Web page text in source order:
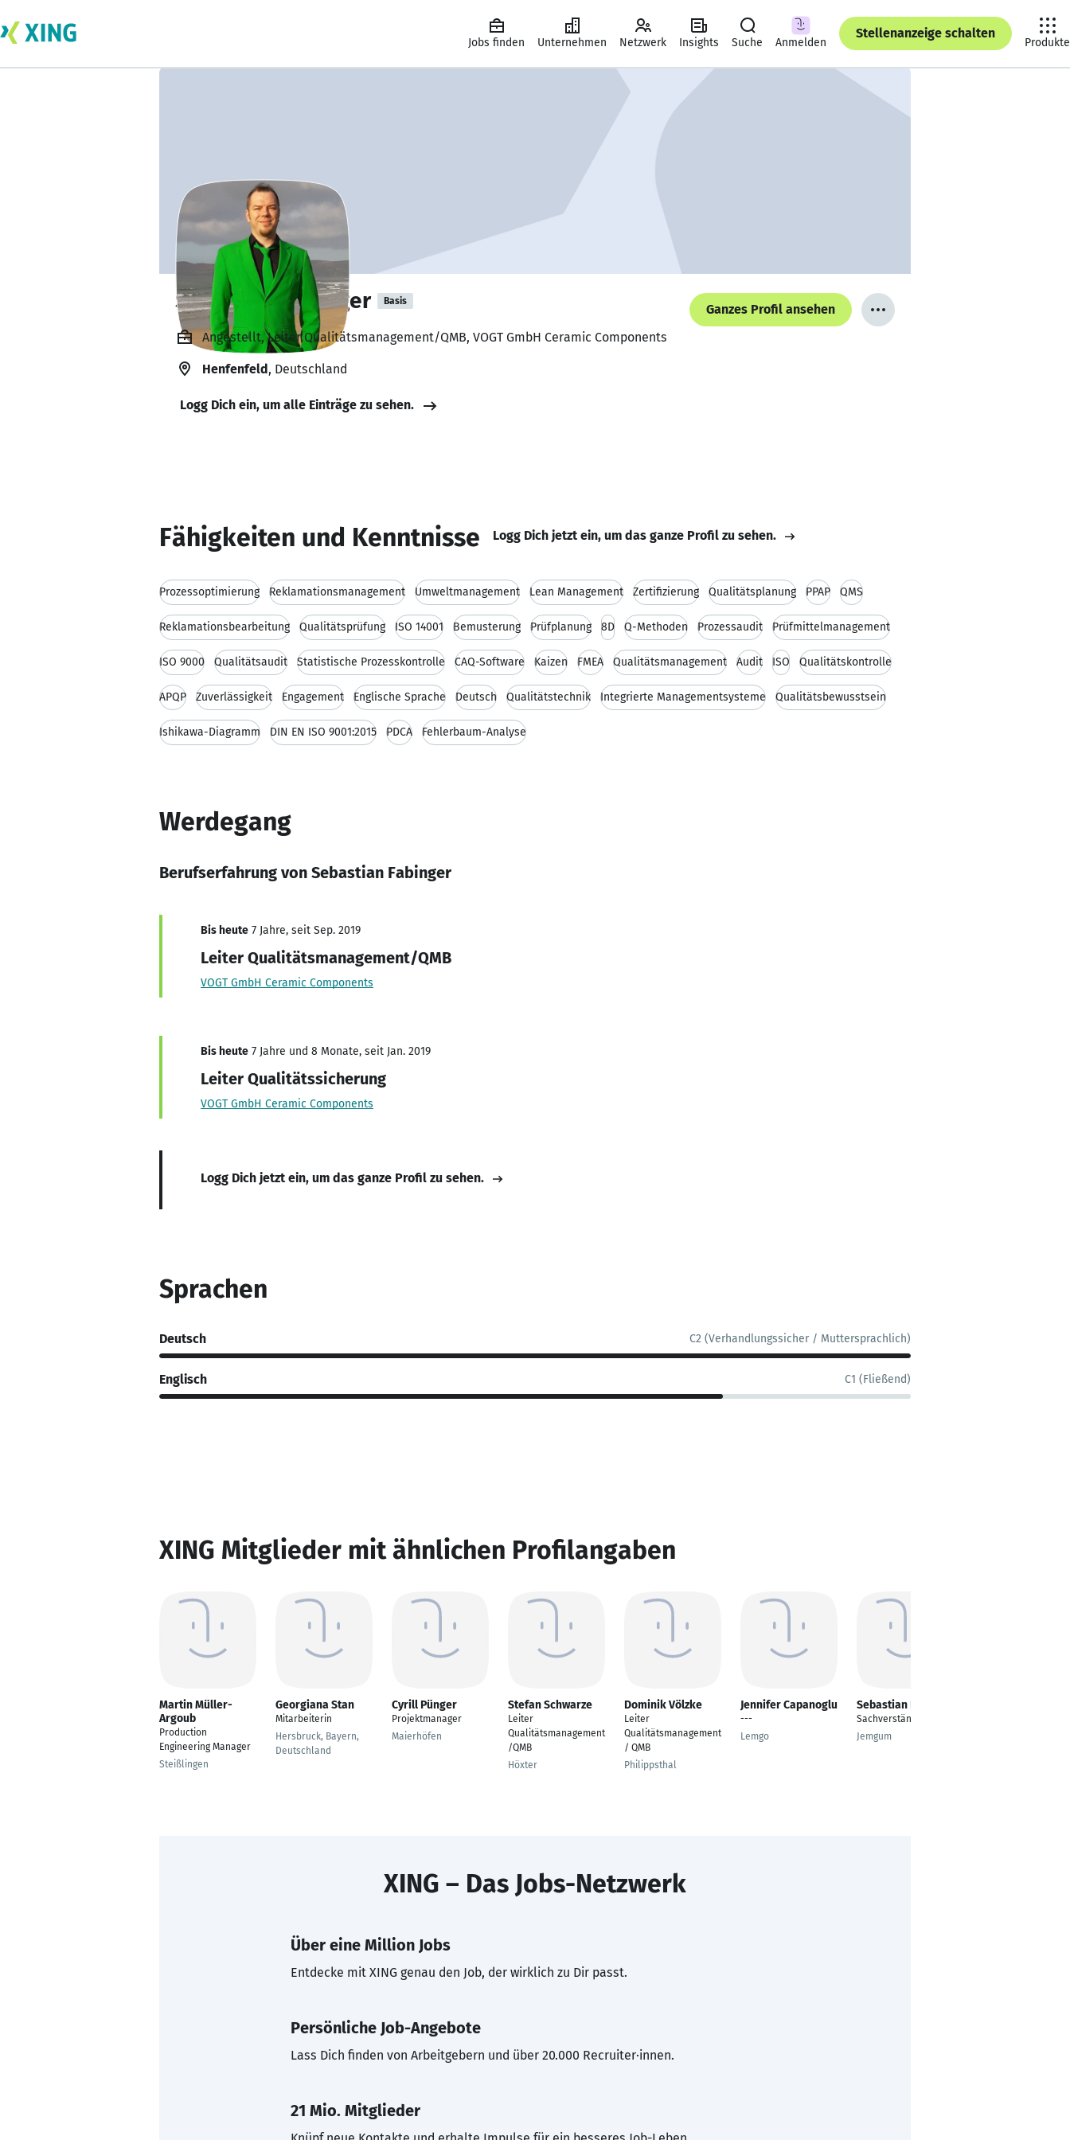
Jobs finden Unternehmen Netzwerk Insights Suche Anmelden
Stellenanzeige schalten
Produkte
Sebastian Fabinger Basis
Ganzes Profil ansehen
Angestellt, Leiter Qualitätsmanagement/QMB, VOGT GmbH Ceramic Components
Henfenfeld, Deutschland
Logg Dich ein, um alle Einträge zu sehen.
Fähigkeiten und Kenntnisse Logg Dich jetzt ein, um das ganze Profil zu sehen.
Prozessoptimierung Reklamationsmanagement Umweltmanagement Lean Management Zertifizierung Qualitätsplanung PPAP QMS
Reklamationsbearbeitung Qualitätsprüfung ISO 14001 Bemusterung Prüfplanung 8D Q-Methoden Prozessaudit Prüfmittelmanagement
ISO 9000 Qualitätsaudit Statistische Prozesskontrolle CAQ-Software Kaizen FMEA Qualitätsmanagement Audit ISO Qualitätskontrolle
APQP Zuverlässigkeit Engagement Englische Sprache Deutsch Qualitätstechnik Integrierte Managementsysteme Qualitätsbewusstsein
Ishikawa-Diagramm DIN EN ISO 9001:2015 PDCA Fehlerbaum-Analyse
Werdegang
Berufserfahrung von Sebastian Fabinger
Bis heute 7 Jahre, seit Sep. 2019
Leiter Qualitätsmanagement/QMB
VOGT GmbH Ceramic Components
Bis heute 7 Jahre und 8 Monate, seit Jan. 2019
Leiter Qualitätssicherung
VOGT GmbH Ceramic Components
Logg Dich jetzt ein, um das ganze Profil zu sehen.
Sprachen
Deutsch C2 (Verhandlungssicher / Muttersprachlich)
Englisch C1 (Fließend)
XING Mitglieder mit ähnlichen Profilangaben
Martin Müller-
Argoub
Production
Engineering Manager
Steißlingen
Georgiana Stan
Mitarbeiterin
Hersbruck, Bayern,
Deutschland
Cyrill Pünger
Projektmanager
Maierhöfen
Stefan Schwarze
Leiter
Qualitätsmanagement
/QMB
Höxter
Dominik Völzke
Leiter
Qualitätsmanagement
/ QMB
Philippsthal
Jennifer Capanoglu
---
Lemgo
Sebastian Koch
Sachverständiger
Jemgum
XING – Das Jobs-Netzwerk
Über eine Million Jobs
Entdecke mit XING genau den Job, der wirklich zu Dir passt.
Persönliche Job-Angebote
Lass Dich finden von Arbeitgebern und über 20.000 Recruiter·innen.
21 Mio. Mitglieder